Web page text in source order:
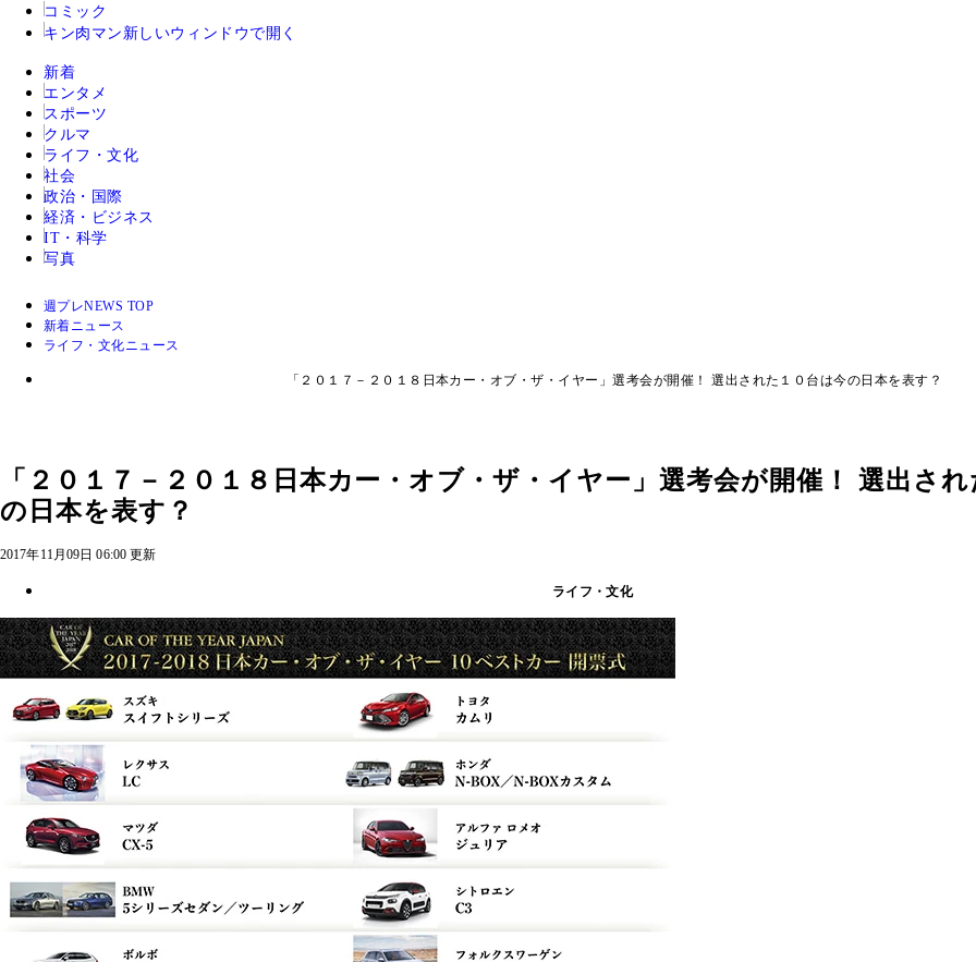
コミック
キン肉マン 新しいウィンドウで開く
新着
エンタメ
スポーツ
クルマ
ライフ・文化
社会
政治・国際
経済・ビジネス
IT・科学
写真
週プレNEWS TOP
新着ニュース
ライフ・文化ニュース
「２０１７－２０１８日本カー・オブ・ザ・イヤー」選考会が開催！ 選出された１０台は今の日本を表す？
「２０１７－２０１８日本カー・オブ・ザ・イヤー」選考会が開催！ 選出さ
の日本を表す？
2017年11月09日 06:00 更新
ライフ・文化